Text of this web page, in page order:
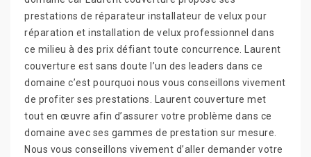
prestations de réparateur installateur de velux pour
réparation et installation de velux professionnel dans
ce milieu à des prix défiant toute concurrence. Laurent
couverture est sans doute l’un des leaders dans ce
domaine c’est pourquoi nous vous conseillons vivement
de profiter ses prestations. Laurent couverture met
tout en œuvre afin d’assurer votre problème dans ce
domaine avec ses gammes de prestation sur mesure.
Nous vous conseillons vivement d’aller demander votre